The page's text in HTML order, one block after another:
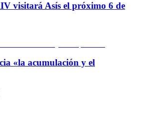
visitará Asís el próximo 6 de
«la acumulación y el